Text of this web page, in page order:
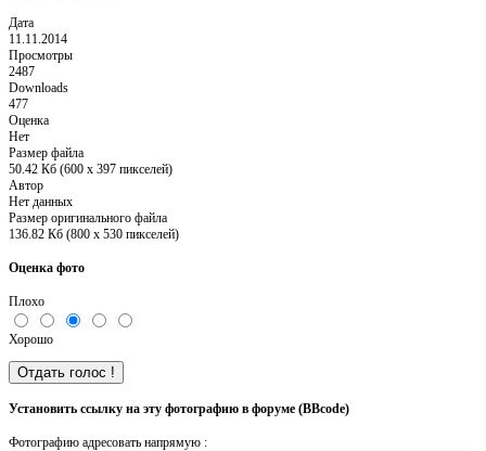
Дата
11.11.2014
Просмотры
2487
Downloads
477
Оценка
Нет
Размер файла
50.42 Кб (600 x 397 пикселей)
Автор
Нет данных
Размер оригинального файла
136.82 Кб (800 x 530 пикселей)
Оценка фото
Плохо
Хорошо
Установить ссылку на эту фотографию в форуме (BBcode)
Фотографию адресовать напрямую :